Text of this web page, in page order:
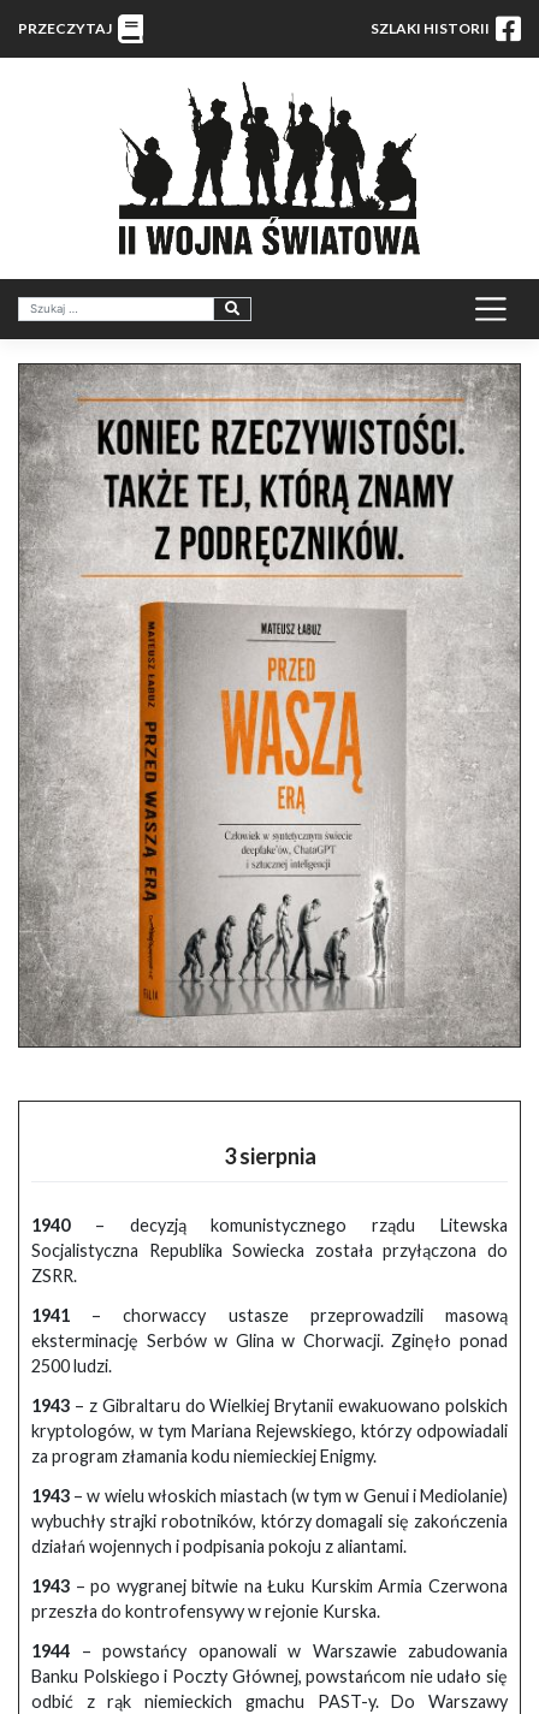
PRZECZYTAJ SZLAKI HISTORII
3 sierpnia
1940– decyzją komunistycznego rządu Litewska
Socjalistyczna Republika Sowiecka została przyłączona do
ZSRR.
1941 – chorwaccy ustasze przeprowadzili masową
eksterminację Serbów w Glina w Chorwacji. Zginęło ponad
2500 ludzi.
1943 – z Gibraltaru do Wielkiej Brytanii ewakuowano polskich
kryptologów, w tym Mariana Rejewskiego, którzy odpowiadali
za program złamania kodu niemieckiej Enigmy.
1943 – w wielu włoskich miastach (w tym w Genui i Mediolanie)
wybuchły strajki robotników, którzy domagali się zakończenia
działań wojennych i podpisania pokoju z aliantami.
1943 – po wygranej bitwie na Łuku Kurskim Armia Czerwona
przeszła do kontrofensywy w rejonie Kurska.
1944 – powstańcy opanowali w Warszawie zabudowania
Banku Polskiego i Poczty Głównej, powstańcom nie udało się
odbić z rąk niemieckich gmachu PAST-y. Do Warszawy